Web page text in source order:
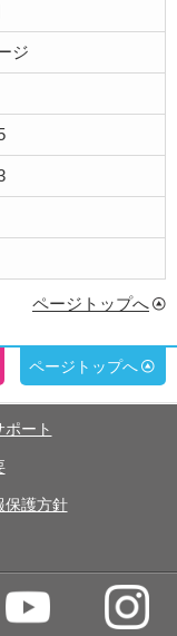
ジ
ページトップへ
ページトップへ
ポート
保護方針